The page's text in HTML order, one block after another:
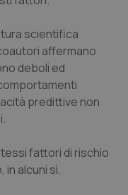
scientifica
affermano
deboli ed
predittive non
fattori di rischio
in alcuni sì.